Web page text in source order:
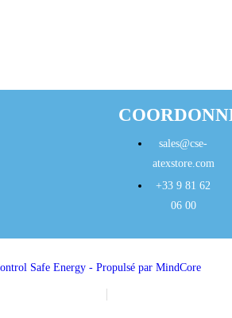
sales@cse-
atexstore.com
+33 9 81 62
06 00
Safe Energy - Propulsé par MindCore